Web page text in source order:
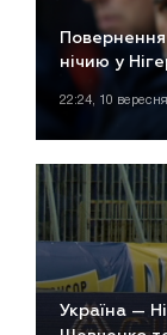
Повернення
нічию у
22:24, 10
Україна —